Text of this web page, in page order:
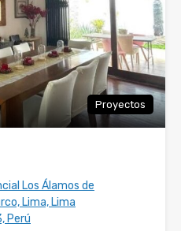
Proyectos
Los Álamos de
Lima, Lima
Perú